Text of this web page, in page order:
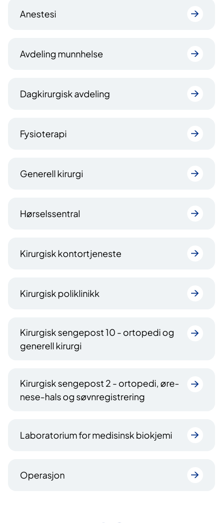
Anestesi
Avdeling munnhelse
Dagkirurgisk avdeling
Fysioterapi
Generell kirurgi
Hørselssentral
Kirurgisk kontortjeneste
Kirurgisk poliklinikk
Kirurgisk sengepost 10 - ortopedi og
generell kirurgi
Kirurgisk sengepost 2 - ortopedi, øre-
nese-hals og søvnregistrering
Laboratorium for medisinsk biokjemi
Operasjon